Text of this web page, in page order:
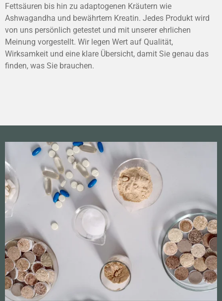
Fettsäuren bis hin zu adaptogenen Kräutern wie
Ashwagandha und bewährtem Kreatin. Jedes Produkt wird
von uns persönlich getestet und mit unserer ehrlichen
Meinung vorgestellt. Wir legen Wert auf Qualität,
Wirksamkeit und eine klare Übersicht, damit Sie genau das
finden, was Sie brauchen.